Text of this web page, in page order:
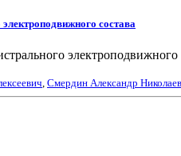
состава
Смердин Александр